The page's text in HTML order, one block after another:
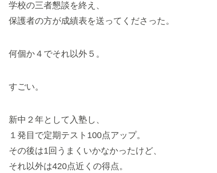
学校の三者懇談を終え、
保護者の方が成績表を送ってくださった。
何個か４でそれ以外５。
すごい。
新中２年として入塾し、
１発目で定期テスト100点アップ。
その後は1回うまくいかなかったけど、
それ以外は420点近くの得点。